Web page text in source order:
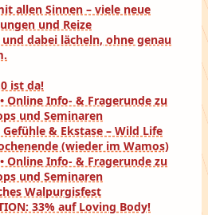
allen Sinnen – viele neue
und Reize
dabei lächeln, ohne genau
ist da!
Online Info- & Fragerunde zu
und Seminaren
& Ekstase – Wild Life
(wieder im Wamos)
Online Info- & Fragerunde zu
und Seminaren
Walpurgisfest
33% auf Loving Body!